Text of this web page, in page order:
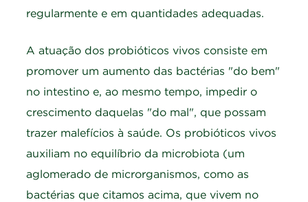
regularmente e em quantidades adequadas.
A atuação dos probióticos vivos consiste em
promover um aumento das bactérias "do bem"
no intestino e, ao mesmo tempo, impedir o
crescimento daquelas "do mal", que possam
trazer malefícios à saúde. Os probióticos vivos
auxiliam no equilíbrio da microbiota (um
aglomerado de microrganismos, como as
bactérias que citamos acima, que vivem no